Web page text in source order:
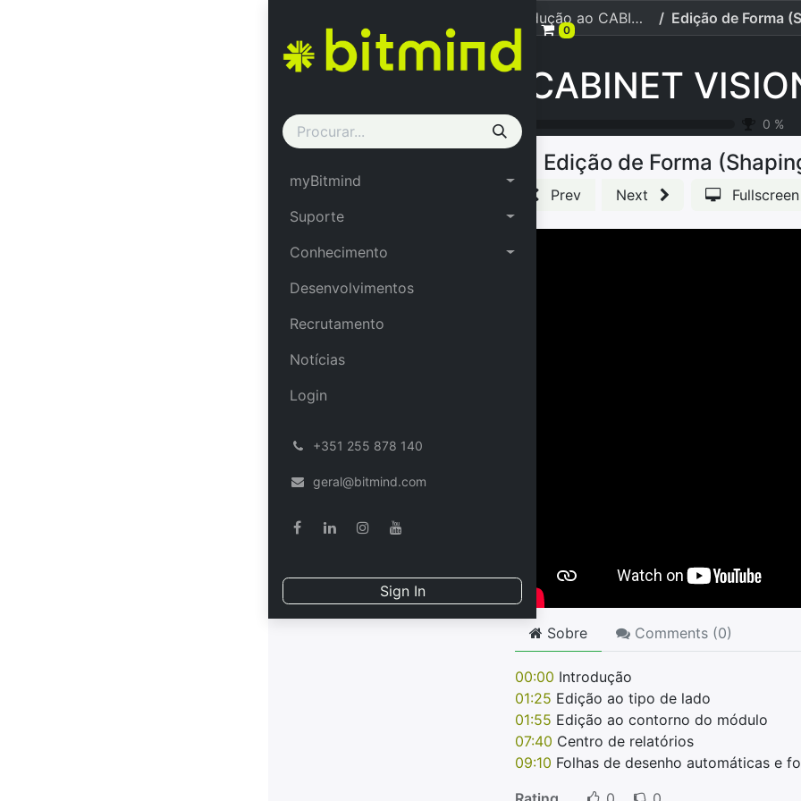
0
myBitmind
Suporte
Conhecimento
Desenvolvimentos
Recrutamento
Notícias
Login
+351 255 878 140
geral@bitmind.com
Sign In
[CABINET VISION] 1. Introdução ao CABINET VISION Edição de Forma
0 %
Course content
Edição de Forma
Prev Next Fullscreen
Sobre Comments (0)
00:00 Introdução
01:25 Edição ao tipo de lado
01:55 Edição ao contorno do módulo
07:40 Centro de relatórios
09:10 Folhas de desenho automáticas e